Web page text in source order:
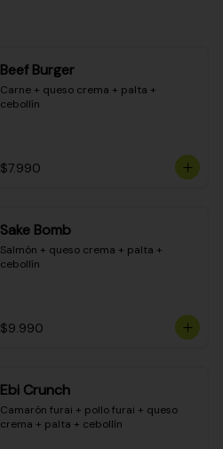
Beef Burger
Carne + queso crema + palta +
cebollín
$7.990
Sake Bomb
Salmón + queso crema + palta +
cebollín
$9.990
Ebi Crunch
Camarón furai + pollo furai + queso
crema + palta + cebollín